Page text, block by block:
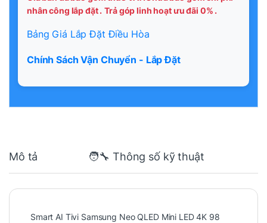
nhân công lắp đặt . Trả góp linh hoạt ưu đãi 0% .
Bảng Giá Lắp Đặt Điều Hòa
Chính Sách Vận Chuyển - Lắp Đặt
Mô tả 🧑‍🔧 Thông số kỹ thuật
Smart AI Tivi Samsung Neo QLED Mini LED 4K 98